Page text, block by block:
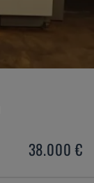
38.000 €